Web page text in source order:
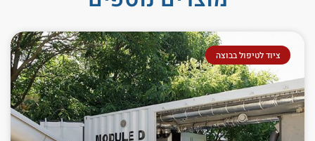
ציוד לטיפול בבוצה